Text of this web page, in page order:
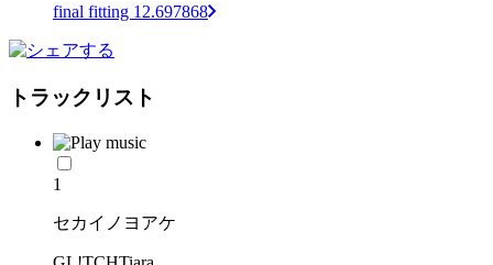
final fitting 12.697868
トラックリスト
1
セカイノヨアケ